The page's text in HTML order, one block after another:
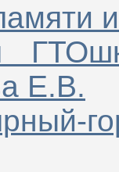
Е.В.